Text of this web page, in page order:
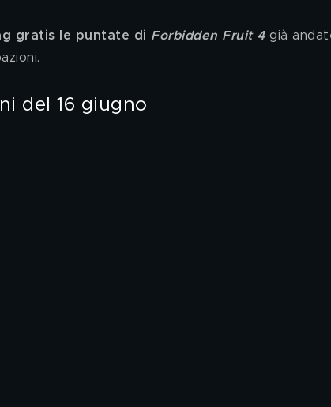
gratis le puntate di Forbidden Fruit 4 già
del 16 giugno